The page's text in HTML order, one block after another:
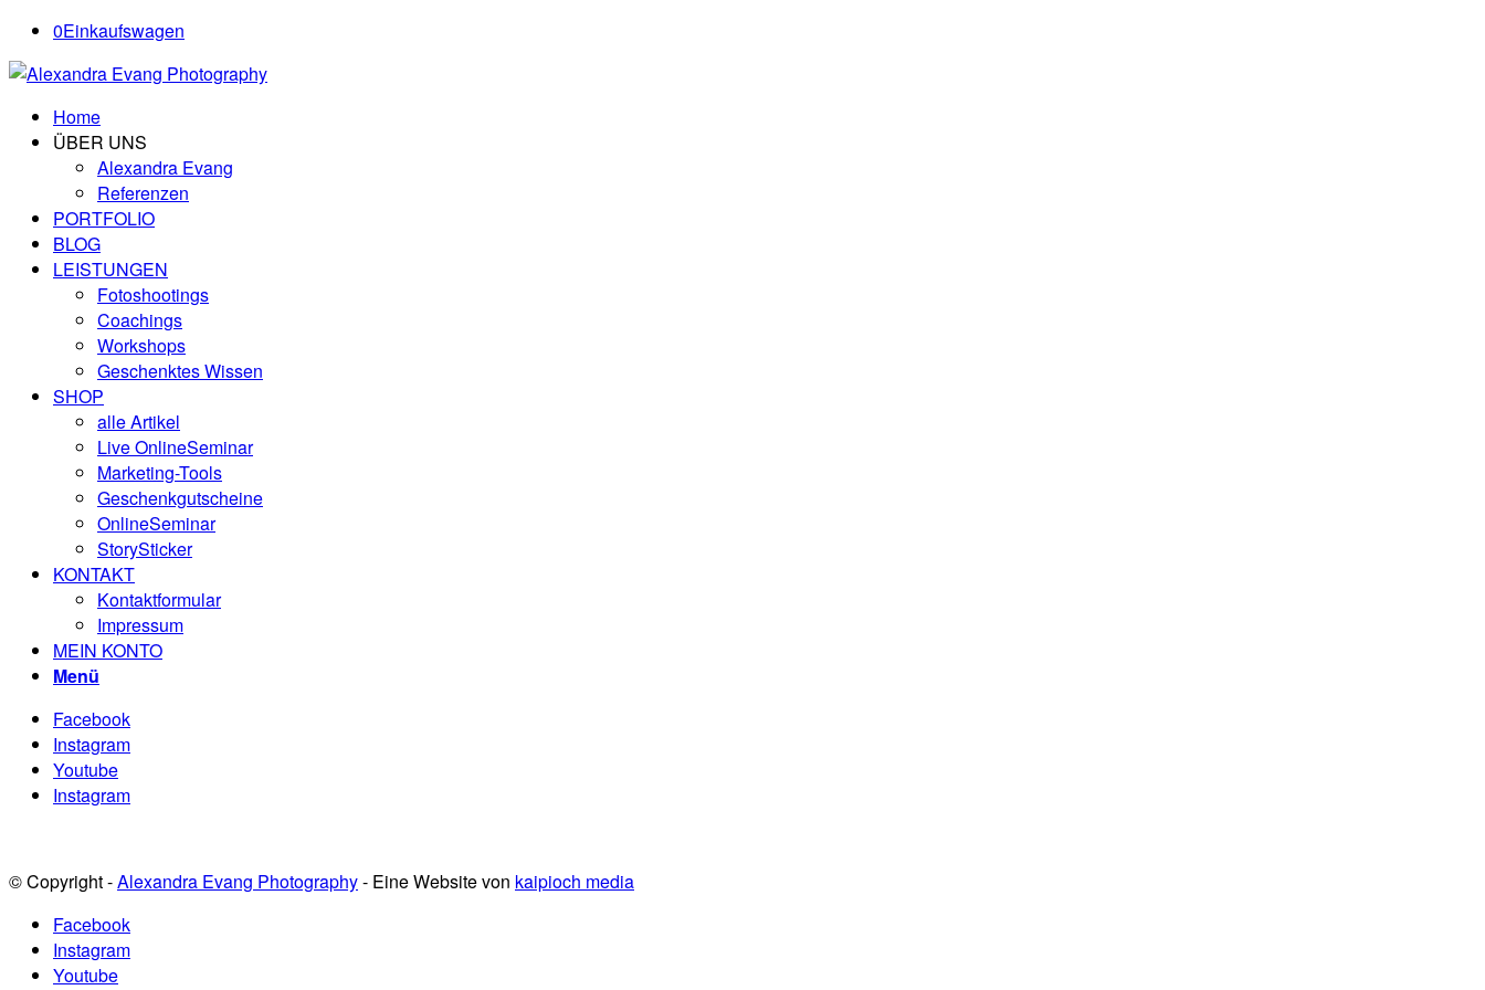
0Einkaufswagen
Home
ÜBER UNS
Alexandra Evang
Referenzen
PORTFOLIO
BLOG
LEISTUNGEN
Fotoshootings
Coachings
Workshops
Geschenktes Wissen
SHOP
alle Artikel
Live OnlineSeminar
Marketing-Tools
Geschenkgutscheine
OnlineSeminar
StorySticker
KONTAKT
Kontaktformular
Impressum
MEIN KONTO
Menü
Facebook
Instagram
Youtube
Instagram
© Copyright -Alexandra Evang Photography- Eine Website von kaipioch media
Facebook
Instagram
Youtube